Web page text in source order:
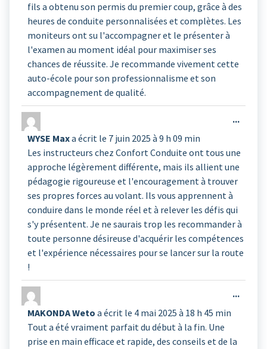
fils a obtenu son permis du premier coup, grâce à des
heures de conduite personnalisées et complètes. Les
moniteurs ont su l'accompagner et le présenter à
l'examen au moment idéal pour maximiser ses
chances de réussite. Je recommande vivement cette
auto-école pour son professionnalisme et son
accompagnement de qualité.
WYSE Maxa écrit le 7 juin 2025 à 9 h 09 min
Les instructeurs chez Confort Conduite ont tous une
approche légèrement différente, mais ils allient une
pédagogie rigoureuse et l'encouragement à trouver
ses propres forces au volant. Ils vous apprennent à
conduire dans le monde réel et à relever les défis qui
s'y présentent. Je ne saurais trop les recommander à
toute personne désireuse d'acquérir les compétences
et l'expérience nécessaires pour se lancer sur la route
!
...
MAKONDA Weto a écrit le 4 mai 2025 à 18 h 45 min
Tout a été vraiment parfait du début à la fin. Une
prise en main efficace et rapide, des conseils et de la
...